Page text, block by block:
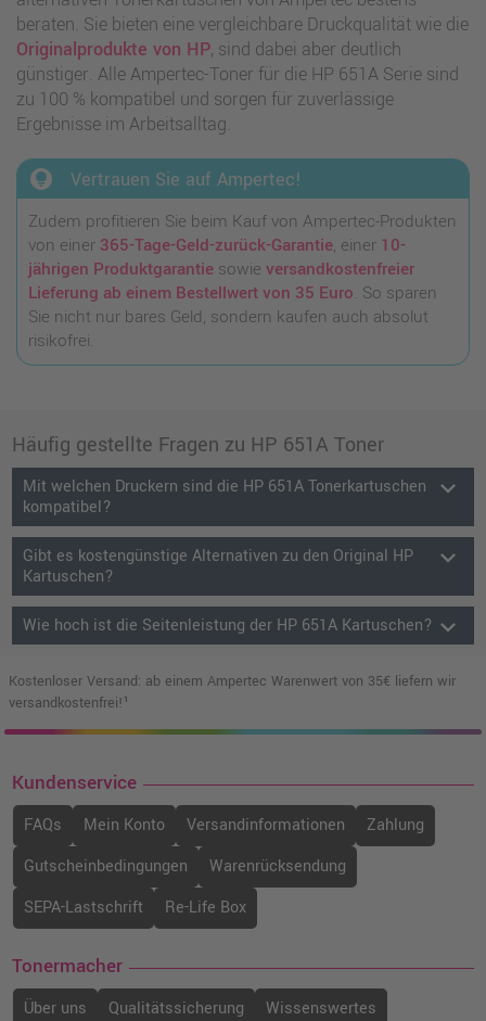
beraten. Sie bieten eine vergleichbare Druckqualität wie die
Originalprodukte von HP, sind dabei aber deutlich
günstiger. Alle Ampertec-Toner für die HP 651A Serie sind
zu 100 % kompatibel und sorgen für zuverlässige
Ergebnisse im Arbeitsalltag.
lightbulb_circle Vertrauen Sie auf Ampertec!
Zudem profitieren Sie beim Kauf von Ampertec-Produkten
von einer 365-Tage-Geld-zurück-Garantie, einer 10-
jährigen Produktgarantiesowie versandkostenfreier
Lieferung ab einem Bestellwert von 35 Euro. So sparen
Sie nicht nur bares Geld, sondern kaufen auch absolut
risikofrei.
Häufig gestellte Fragen zu HP 651A Toner
Mit welchen Druckern sind die HP 651A Tonerkartuschen
kompatibel?
keyboard_arrow_down
Gibt es kostengünstige Alternativen zu den Original HP
Kartuschen?
keyboard_arrow_down
Wie hoch ist die Seitenleistung der HP 651A Kartuschen? keyboard_arrow_down
Kostenloser Versand: ab einem Ampertec Warenwert von 35€ liefern wir
versandkostenfrei!¹
Kundenservice
FAQs Mein Konto Versandinformationen
Zahlung
Gutscheinbedingungen
Warenrücksendung
SEPA-Lastschrift
Re-Life Box
Tonermacher
Über uns Qualitätssicherung
Wissenswertes